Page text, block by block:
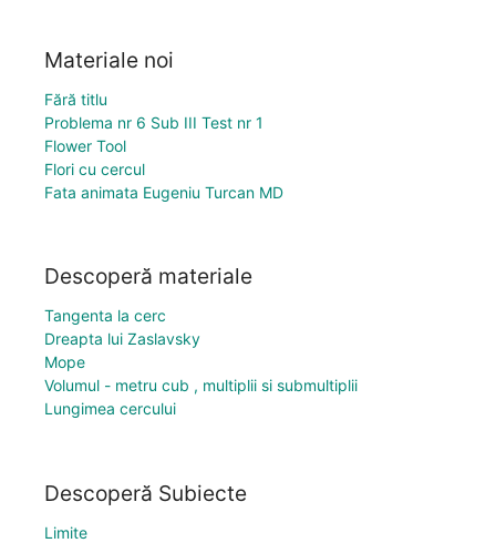
Materiale noi
Fără titlu
Problema nr 6 Sub III Test nr 1
Flower Tool
Flori cu cercul
Fata animata Eugeniu Turcan MD
Descoperă materiale
Tangenta la cerc
Dreapta lui Zaslavsky
Море
Volumul - metru cub , multiplii si submultiplii
Lungimea cercului
Descoperă Subiecte
Limite